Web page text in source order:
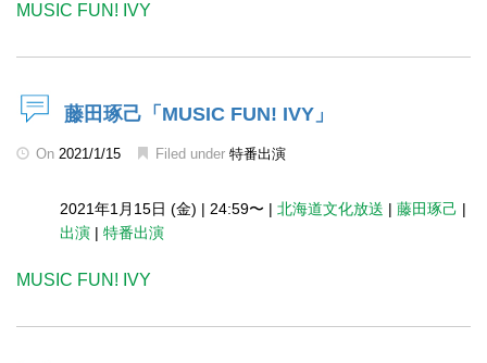
MUSIC FUN! IVY
藤田琢己「MUSIC FUN! IVY」
On 2021/1/15 Filed under 特番出演
2021年1月15日 (金) | 24:59〜 | 北海道文化放送 | 藤田琢己 |
出演 | 特番出演
MUSIC FUN! IVY